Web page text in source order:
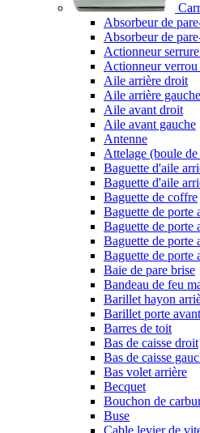
Absorbeur de
Absorbeur de
Actionneur
Actionneur verrou
Aile arrière droit
Aile arrière gauche
Aile avant droit
Aile avant gauche
Antenne
Attelage (boule
Baguette d'aile
Baguette d'aile
Baguette de coffre
Baguette de porte
Baguette de porte
Baguette de porte
Baguette de porte
Baie de pare brise
Bandeau de feu
Barillet hayon
Barillet porte
Barres de toit
Bas de caisse droit
Bas de caisse
Bas volet arrière
Becquet
Bouchon de
Buse
Cable levier de